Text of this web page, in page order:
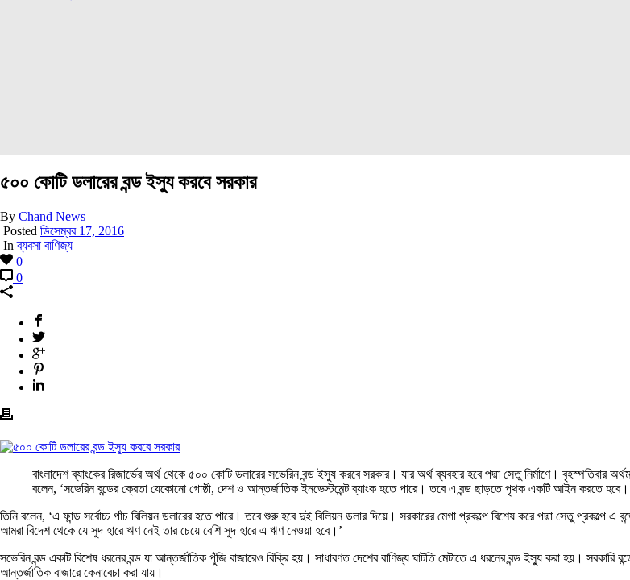
৫০০ কোটি ডলারের বন্ড ইস্যু করবে সরকার
By Chand News
Posted ডিসেম্বর 17, 2016
Inব্যবসা বাণিজ্য
0
0
বাংলাদেশ ব্যাংকের রিজার্ভের অর্থ থেকে ৫০০ কোটি ডলারের সভেরিন বন্ড ইস্যু করবে সরকার। যার অর্থ ব্যবহার হবে পদ্মা সেতু নির্মাণে।
বলেন, ‘সভেরিন বন্ডের ক্রেতা যেকোনো গোষ্ঠী, দেশ ও আন্তর্জাতিক ইনভেস্টমেন্ট ব্যাংক হতে পারে। তবে এ বন্ড ছাড়তে পৃথক একটি আইন করতে
তিনি বলেন, ‘এ ফান্ড সর্বোচ্চ পাঁচ বিলিয়ন ডলারের হতে পারে। তবে শুরু হবে দুই বিলিয়ন ডলার দিয়ে। সরকারের মেগা প্রকল্পে বিশেষ করে পদ্মা সেতু প্রকল্পে এ
আমরা বিদেশ থেকে যে সুদ হারে ঋণ নেই তার চেয়ে বেশি সুদ হারে এ ঋণ নেওয়া হবে।’
সভেরিন বন্ড একটি বিশেষ ধরনের বন্ড যা আন্তর্জাতিক পুঁজি বাজারেও বিক্রি হয়। সাধারণত দেশের বাণিজ্য ঘাটতি মেটাতে এ ধরনের বন্ড ইস্যু করা হয়। সরকারি
আন্তর্জাতিক বাজারে কেনাবেচা করা যায়।